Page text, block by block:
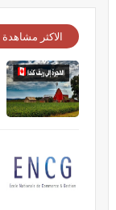
الاكثر مشاهدة